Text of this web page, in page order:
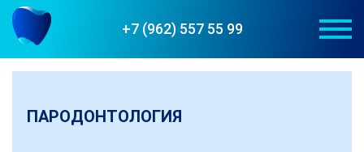
+7 (962) 557 55 99
ПАРОДОНТОЛОГИЯ